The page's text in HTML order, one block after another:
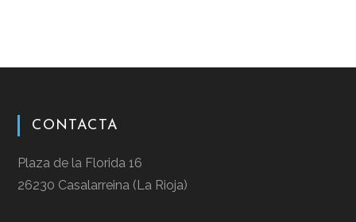
CONTACTA
Plaza de la Florida 16
26230 Casalarreina (La Rioja)